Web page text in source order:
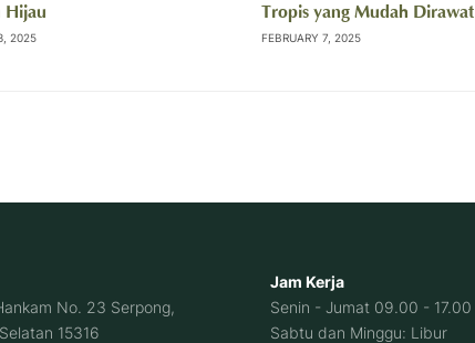
Hijau
2025
Tropis yang Mudah Dirawat
FEBRUARY 7, 2025
No. 23 Serpong,
15316
Jam Kerja
Senin - Jumat 09.00 - 17.00
Sabtu dan Minggu: Libur